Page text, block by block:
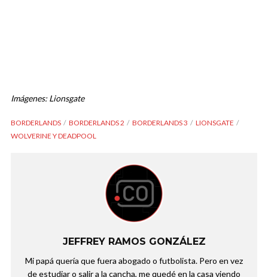
Imágenes: Lionsgate
BORDERLANDS BORDERLANDS 2 BORDERLANDS 3
LIONSGATE
WOLVERINE Y DEADPOOL
JEFFREY RAMOS GONZÁLEZ
Mi papá quería que fuera abogado o futbolista. Pero en vez
de estudiar o salir a la cancha, me quedé en la casa viendo